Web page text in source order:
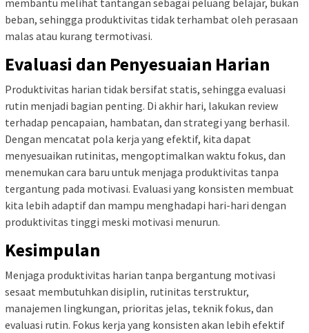
beban, sehingga produktivitas tidak terhambat oleh perasaan
malas atau kurang termotivasi.
Evaluasi dan Penyesuaian Harian
Produktivitas harian tidak bersifat statis, sehingga evaluasi
rutin menjadi bagian penting. Di akhir hari, lakukan review
terhadap pencapaian, hambatan, dan strategi yang berhasil.
Dengan mencatat pola kerja yang efektif, kita dapat
menyesuaikan rutinitas, mengoptimalkan waktu fokus, dan
menemukan cara baru untuk menjaga produktivitas tanpa
tergantung pada motivasi. Evaluasi yang konsisten membuat
kita lebih adaptif dan mampu menghadapi hari-hari dengan
produktivitas tinggi meski motivasi menurun.
Kesimpulan
Menjaga produktivitas harian tanpa bergantung motivasi
sesaat membutuhkan disiplin, rutinitas terstruktur,
manajemen lingkungan, prioritas jelas, teknik fokus, dan
evaluasi rutin. Fokus kerja yang konsisten akan lebih efektif